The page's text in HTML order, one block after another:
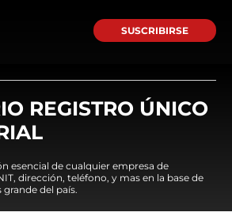
SUSCRIBIRSE
REGISTRO ÚNICO
esencial de cualquier empresa de
dirección, teléfono, y mas en la base de
del país.